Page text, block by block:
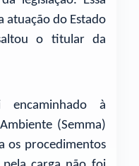
atuação do Estado
o titular da
encaminhado à
(Semma)
os procedimentos